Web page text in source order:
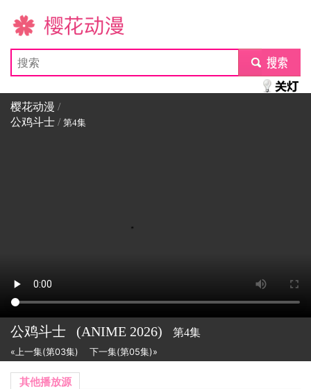
樱花动漫
submit
樱花动漫 /
公鸡斗士 / 第4集
公鸡斗士 (ANIME 2026) 第4集
«上一集(第03集) 下一集(第05集)»
其他播放源